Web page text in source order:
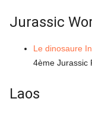
Jurassic
Le dinosaure
4ème Jurassic
Laos